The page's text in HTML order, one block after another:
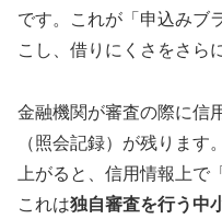
です。これが「申込みブ
こし、借りにくさをさら
金融機関が審査の際に信
（照会記録）が残りま
上がると、信用情報上で
これは独自審査を行う中